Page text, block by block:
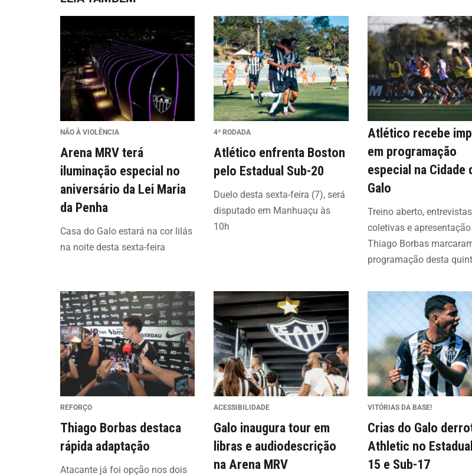
NÃO À VIOLÊNCIA
Arena MRV terá
iluminação especial no
aniversário da Lei Maria
da Penha
Casa do Galo estará na cor lilás
na noite desta sexta-feira
4ª RODADA
Atlético enfrenta Boston
pelo Estadual Sub-20
Duelo desta sexta-feira (7), será
disputado em Manhuaçu às
10h
Atlético recebe
em programação
especial na Cidade
Galo
Treino aberto, entrevistas
coletivas e
Thiago Borbas
programação desta
REFORÇO
Thiago Borbas destaca
rápida adaptação
Atacante já foi opção nos dois
ACESSIBILIDADE
Galo inaugura tour em
libras e audiodescrição
na Arena MRV
VITÓRIAS DA BASE!
Crias do Galo
Athletic no
15 e Sub-17